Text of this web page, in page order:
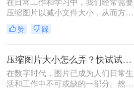
在日常工作和学习中，我们经常需要
压缩图片以减小文件大小，从而方便
上传、分享或存储。那么图片怎么压
缩呢？本文将介绍三种常用的图片压
赞 踩
压缩图片大小怎么弄？快试试这3个压缩方法！
在数字时代，图片已成为人们日常生
活和工作中不可或缺的一部分。然